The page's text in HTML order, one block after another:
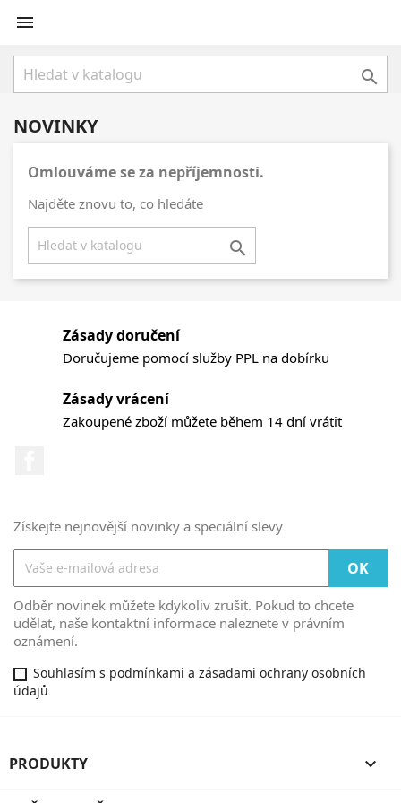


NOVINKY
Omlouváme se za nepříjemnosti.
Najděte znovu to, co hledáte

Zásady doručení
Doručujeme pomocí služby PPL na dobírku
Zásady vrácení
Zakoupené zboží můžete během 14 dní vrátit
Získejte nejnovější novinky a speciální slevy
Odběr novinek můžete kdykoliv zrušit. Pokud to chcete
udělat, naše kontaktní informace naleznete v právním
oznámení.
Souhlasím s podmínkami a zásadami ochrany osobních
údajů
PRODUKTY 